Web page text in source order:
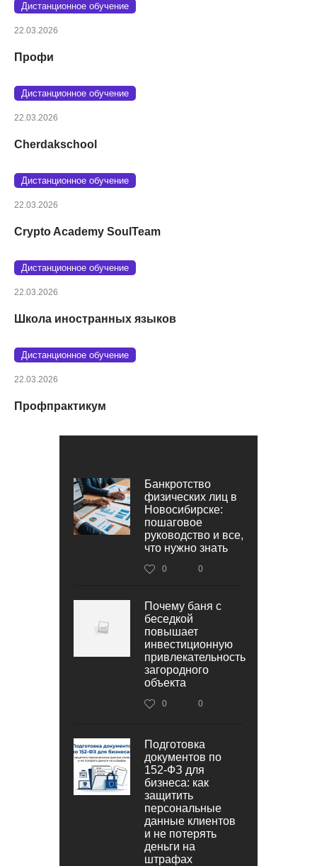
Дистанционное обучение
22.03.2026
Профи
Дистанционное обучение
22.03.2026
Cherdakschool
Дистанционное обучение
22.03.2026
Crypto Academy SoulTeam
Дистанционное обучение
22.03.2026
Школа иностранных языков
Дистанционное обучение
22.03.2026
Профпрактикум
Банкротство
физических лиц в
Новосибирске:
пошаговое
руководство и все,
что нужно знать
0 0
Почему баня с
беседкой
повышает
инвестиционную
привлекательность
загородного
объекта
0 0
Подготовка
документов по
152‑ФЗ для
бизнеса: как
защитить
персональные
данные клиентов
и не потерять
деньги на
штрафах